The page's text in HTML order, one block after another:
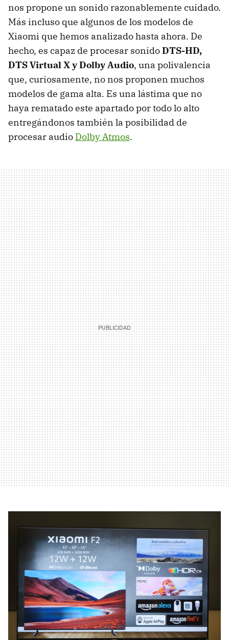
nos propone un sonido razonablemente cuidado.
Más incluso que algunos de los modelos de
Xiaomi que hemos analizado hasta ahora. De
hecho, es capaz de procesar sonidoDTS-HD,
DTS Virtual X y Dolby Audio, una polivalencia
que, curiosamente, no nos proponen muchos
modelos de gama alta. Es una lástima que no
haya rematado este apartado por todo lo alto
entregándonos también la posibilidad de
procesar audio Dolby Atmos.